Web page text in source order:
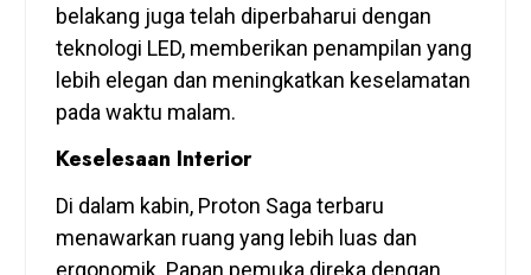
belakang juga telah diperbaharui dengan
teknologi LED, memberikan penampilan yang
lebih elegan dan meningkatkan keselamatan
pada waktu malam.
Keselesaan Interior
Di dalam kabin, Proton Saga terbaru
menawarkan ruang yang lebih luas dan
ergonomik. Papan pemuka direka dengan